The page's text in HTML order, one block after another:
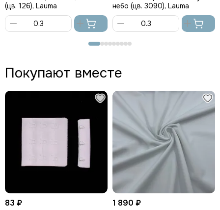
(цв. 126), Lauma
корзину
небо (цв. 3090), Lauma
Покупают вместе
83 ₽ 1 890 ₽